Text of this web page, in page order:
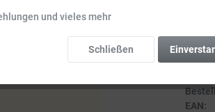
EAN:
und vieles mehr
Schließen